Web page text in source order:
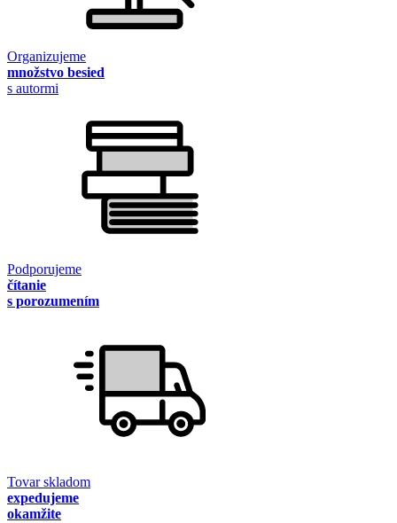
Organizujeme
množstvo besied
s autormi
Podporujeme
čítanie
s porozumením
Tovar skladom
expedujeme
okamžite